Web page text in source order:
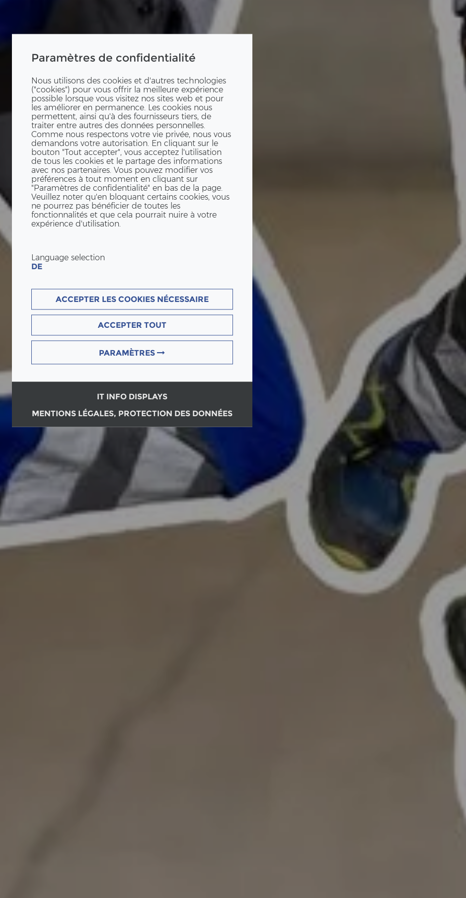
Paramètres de confidentialité
Nous utilisons des cookies et d'autres technologies
("cookies") pour vous offrir la meilleure expérience
possible lorsque vous visitez nos sites web et pour
les améliorer en permanence. Les cookies nous
permettent, ainsi qu'à des fournisseurs tiers, de
traiter entre autres des données personnelles.
Comme nous respectons votre vie privée, nous vous
demandons votre autorisation. En cliquant sur le
bouton "Tout accepter", vous acceptez l'utilisation
de tous les cookies et le partage des informations
avec nos partenaires. Vous pouvez modifier vos
préférences à tout moment en cliquant sur
"Paramètres de confidentialité" en bas de la page.
Veuillez noter qu'en bloquant certains cookies, vous
ne pourrez pas bénéficier de toutes les
fonctionnalités et que cela pourrait nuire à votre
expérience d'utilisation.
Language selection
DE
ACCEPTER LES COOKIES NÉCESSAIRE
ACCEPTER TOUT
PARAMÈTRES
IT INFO DISPLAYS
MENTIONS LÉGALES, PROTECTION DES DONNÉES